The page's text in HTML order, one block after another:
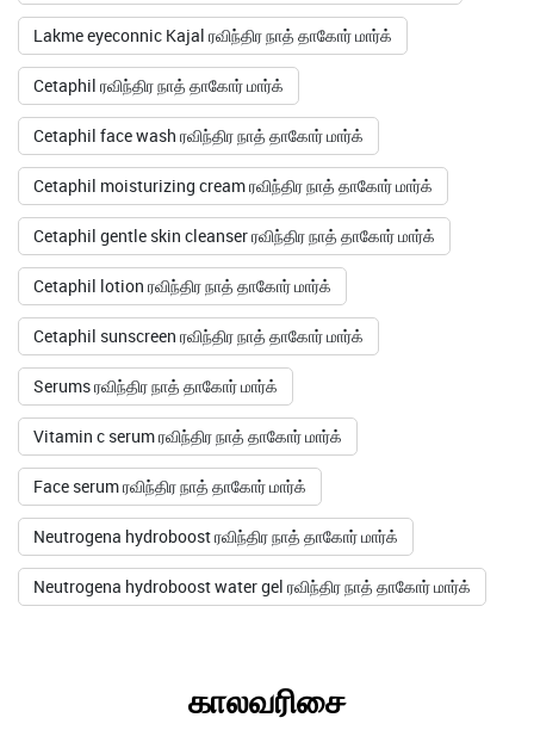
Lakme eyeconnic Kajal ரவிந்திர நாத் தாகோர் மார்க்
Cetaphil ரவிந்திர நாத் தாகோர் மார்க்
Cetaphil face wash ரவிந்திர நாத் தாகோர் மார்க்
Cetaphil moisturizing cream ரவிந்திர நாத் தாகோர் மார்க்
Cetaphil gentle skin cleanser ரவிந்திர நாத் தாகோர் மார்க்
Cetaphil lotion ரவிந்திர நாத் தாகோர் மார்க்
Cetaphil sunscreen ரவிந்திர நாத் தாகோர் மார்க்
Serums ரவிந்திர நாத் தாகோர் மார்க்
Vitamin c serum ரவிந்திர நாத் தாகோர் மார்க்
Face serum ரவிந்திர நாத் தாகோர் மார்க்
Neutrogena hydroboost ரவிந்திர நாத் தாகோர் மார்க்
Neutrogena hydroboost water gel ரவிந்திர நாத் தாகோர் மார்க்
காலவரிசை